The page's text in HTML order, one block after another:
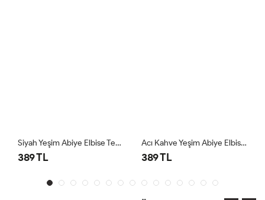
Siyah Yeşim Abiye Elbise Tesettür Giyim
389 TL
Acı Kahve Yeşim Abiye Elbise Tesettür Giyim
389 TL